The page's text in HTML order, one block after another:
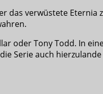
das verwüstete
oder Tony Todd. In
Serie auch